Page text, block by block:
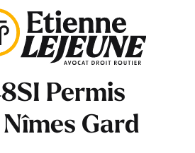
Permis
Gard